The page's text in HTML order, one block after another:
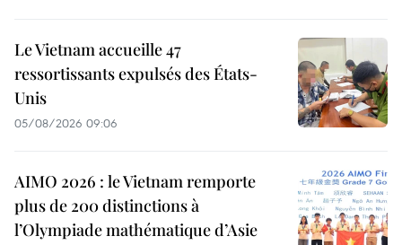
Le Vietnam accueille 47
ressortissants expulsés des États-
Unis
05/08/2026 09:06
AIMO 2026 : le Vietnam remporte
plus de 200 distinctions à
l’Olympiade mathématique d’Asie